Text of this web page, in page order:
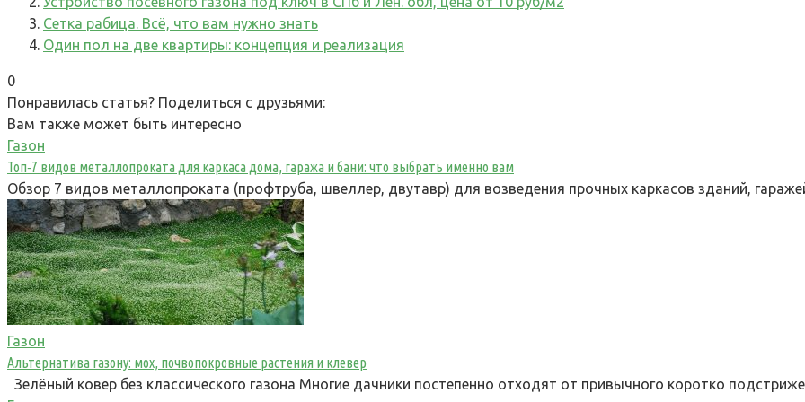
Сетка рабица. Всё, что вам нужно знать
Один пол на две квартиры: концепция и реализация
0
Понравилась статья? Поделиться с друзьями:
Вам также может быть интересно
Газон
Топ‑7 видов металлопроката для каркаса дома, гаража и бани: что выбрать именно вам
Обзор 7 видов металлопроката (профтруба, швеллер, двутавр) для возведения прочных каркасов зданий,
Газон
Альтернатива газону: мох, почвопокровные растения и клевер
Зелёный ковер без классического газона Многие дачники постепенно отходят от привычного коротко